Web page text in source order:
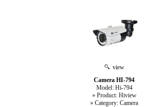
view
Camera HI-794
Model: Hi-794
» Product: Hiview
» Category: Camera